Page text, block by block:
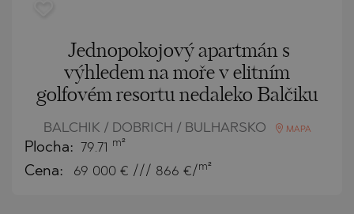
Jednopokojový apartmán s
výhledem na moře v elitním
golfovém resortu nedaleko Balčiku
BALCHIK / DOBRICH / BULHARSKO MAPA
Plocha: 79.71 m²
Cena: 69 000 € /// 866 €/ m²